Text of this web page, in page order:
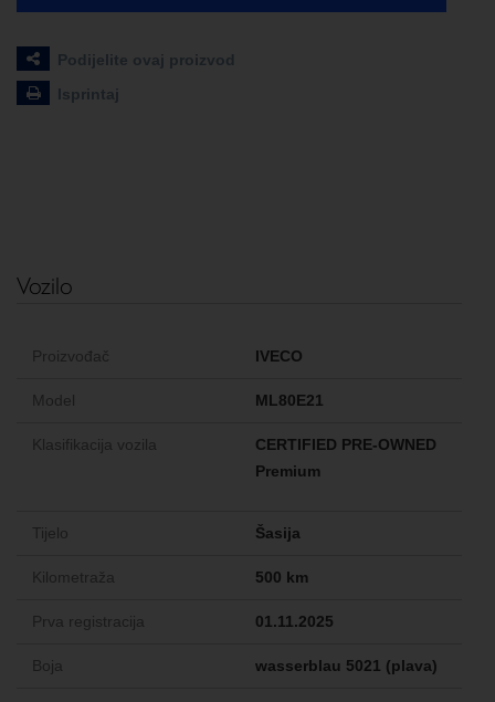
Podijelite ovaj proizvod
Isprintaj
Vozilo
Proizvođač IVECO
Model ML80E21
Klasifikacija vozila
CERTIFIED PRE-OWNED
Premium
Tijelo Šasija
Kilometraža 500 km
Prva registracija 01.11.2025
Boja wasserblau 5021 (plava)